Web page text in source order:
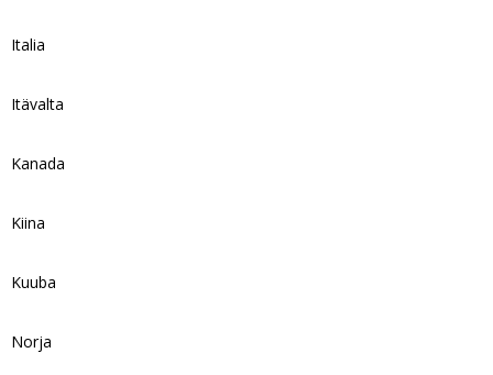
Italia
Itävalta
Kanada
Kiina
Kuuba
Norja